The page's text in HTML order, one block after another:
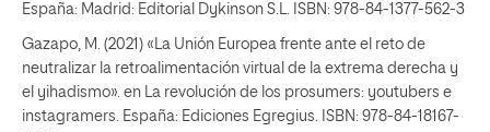
España: Madrid: Editorial Dykinson S.L. ISBN: 978-84-1377-562-3
Gazapo, M. (2021) «La Unión Europea frente ante el reto de
neutralizar la retroalimentación virtual de la extrema derecha y
el yihadismo». en La revolución de los prosumers: youtubers e
instagramers. España: Ediciones Egregius. ISBN: 978-84-18167-